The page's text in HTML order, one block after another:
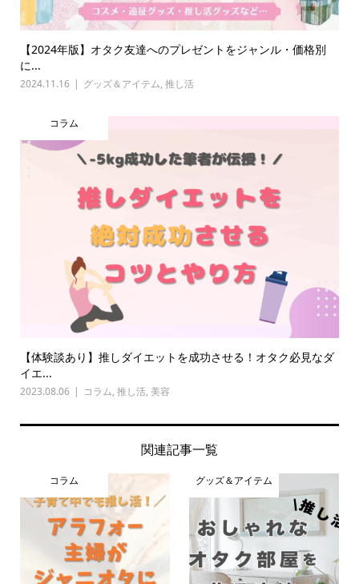
【2024年版】オタク友達へのプレゼントをジャンル・価格別
に...
2024.11.16 グッズ＆アイテム, 推し活
コラム
【体験談あり】推しダイエットを成功させる！オタク必見なダ
イエ...
2023.08.06 コラム, 推し活, 美容
関連記事一覧
コラム グッズ＆アイテム